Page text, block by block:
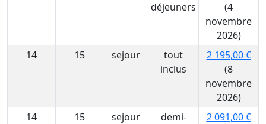
déjeuners
(4
novembre
2026)
14
15 sejour
tout
inclus
2 195,00 €
(8
novembre
2026)
14
15 sejour
demi-
2 091,00 €